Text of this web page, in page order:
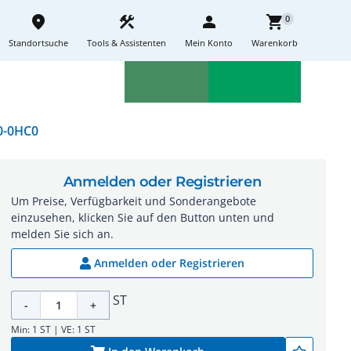
place
Standortsuche
construction
Tools & Assistenten
person
Mein Konto
shopping_cart0
Warenkorb
0HC0
Anmelden oder Registrieren
Um Preise, Verfügbarkeit und Sonderangebote
einzusehen, klicken Sie auf den Button unten und
melden Sie sich an.
Anmelden oder Registrieren
- + ST
Min: 1 ST | VE: 1 ST